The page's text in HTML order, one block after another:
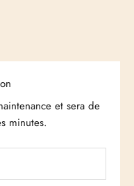
et sera de
minutes.